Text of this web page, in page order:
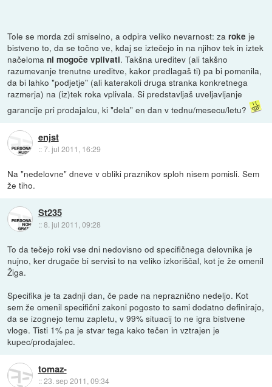
Tole se morda zdi smiselno, a odpira veliko nevarnost: zaroke je
bistveno to, da se točno ve, kdaj se iztečejo in na njihov tek in iztek
načelomani mogoče vplivati. Takšna ureditev (ali takšno
razumevanje trenutne ureditve, kakor predlagaš ti) pa bi pomenila,
da bi lahko "podjetje" (ali katerakoli druga stranka konkretnega
razmerja) na (iz)tek roka vplivala. Si predstavljaš uveljavljanje
garancije pri prodajalcu, ki "dela" en dan v tednu/mesecu/letu?
enjst
::7. jul 2011, 16:29
Na "nedelovne" dneve v obliki praznikov sploh nisem pomisli. Sem
že tiho.
St235
::8. jul 2011, 09:28
To da tečejo roki vse dni nedovisno od specifičnega delovnika je
nujno, ker drugače bi servisi to na veliko izkoriščal, kot je že omenil
Žiga.
Specifika je ta zadnji dan, če pade na nepraznično nedeljo. Kot
sem že omenil specifični zakoni pogosto to sami dodatno definirajo,
da se izognejo temu zapletu, v 99% situacij to ne igra bistvene
vloge. Tisti 1% pa je stvar tega kako tečen in vztrajen je
kupec/prodajalec.
tomaz-
::23. sep 2011, 09:34